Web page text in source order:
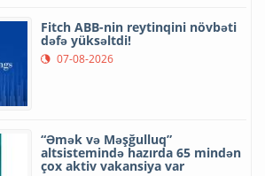
Fitch ABB-nin reytinqini növbəti
dəfə yüksəltdi!
07-08-2026
“Əmək və Məşğulluq”
altsistemində hazırda 65 mindən
çox aktiv vakansiya var